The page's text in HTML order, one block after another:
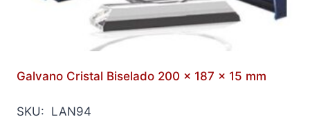
Galvano Cristal Biselado 200 x 187 x 15 mm
SKU: LAN94